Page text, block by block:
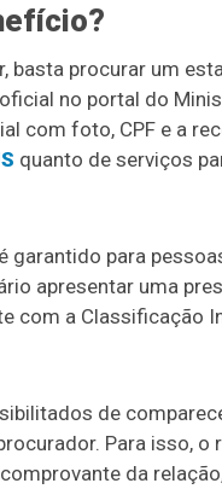
basta procurar um
no portal do
com foto, CPF e a
quanto de serviços
garantido para
apresentar uma
com a Classificação
de
Para isso,
da